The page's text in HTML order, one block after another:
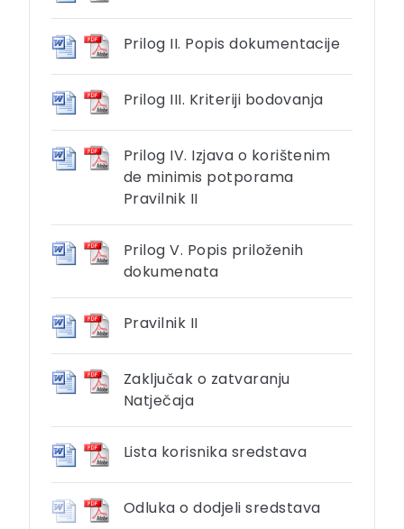
Prilog II. Popis dokumentacije
Prilog III. Kriteriji bodovanja
Prilog IV. Izjava o korištenim
de minimis potporama
Pravilnik II
Prilog V. Popis priloženih
dokumenata
Pravilnik II
Zaključak o zatvaranju
Natječaja
Lista korisnika sredstava
Odluka o dodjeli sredstava